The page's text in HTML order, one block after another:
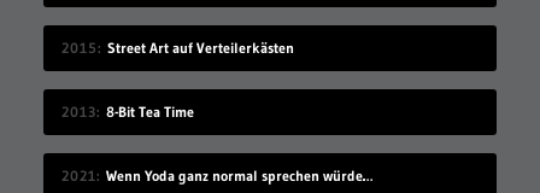
2015 Street Art auf Verteilerkästen
2013 8-Bit Tea Time
2021 Wenn Yoda ganz normal sprechen würde…